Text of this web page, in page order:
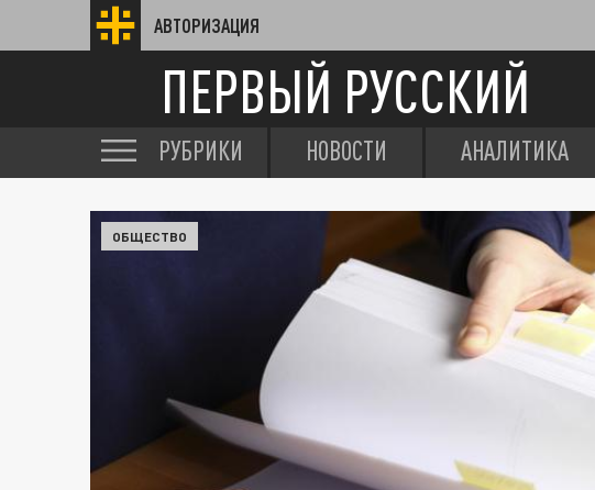
АВТОРИЗАЦИЯ
ПЕРВЫЙ РУССКИЙ
РУБРИКИ НОВОСТИ АНАЛИТИКА
ОБЩЕСТВО